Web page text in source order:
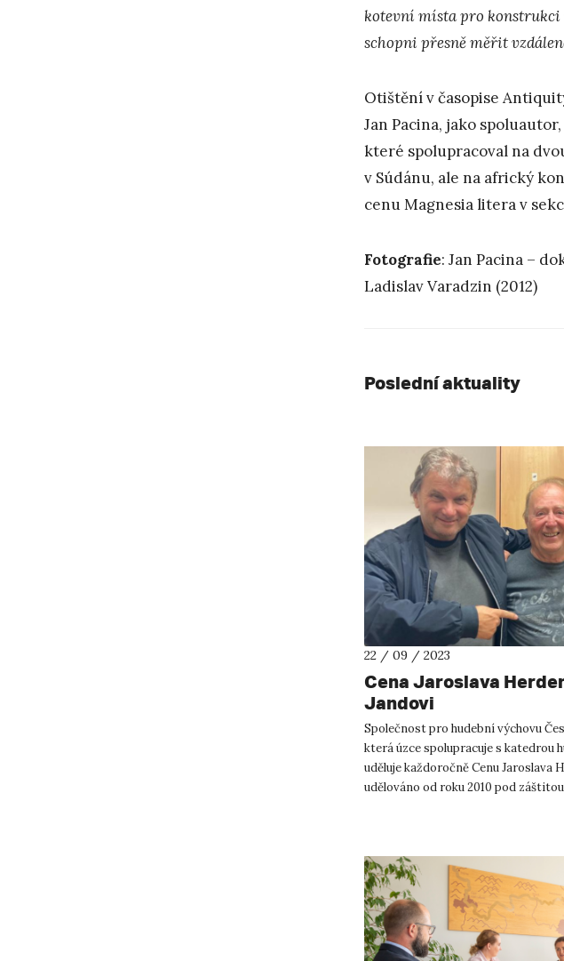
kotevní místa pro
schopni přesně měřit
Otištění v časopise
Jan Pacina, jako
které spolupracoval na
v Súdánu, ale na africký
cenu Magnesia litera v
Fotografie: Jan Pacina –
Ladislav Varadzin (2012)
Poslední aktuality
22 / 09 / 2023
Cena Jaroslava
Jandovi
Společnost pro hudební výchovu
která úzce spolupracuje s katedrou
uděluje každoročně Cenu Jaroslava
udělováno od roku 2010 pod